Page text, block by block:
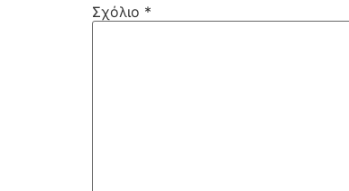
Σχόλιο *